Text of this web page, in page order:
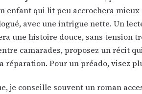
enfant qui lit peu accrochera
avec une intrigue nette. Un
une histoire douce, sans tension
camarades, proposez un récit
réparation. Pour un préado, visez
je conseille souvent un roman